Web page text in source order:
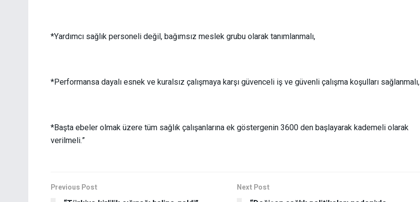
*Yardımcı sağlık personeli değil, bağımsız meslek grubu olarak tanımlanmalı,
*Performansa dayalı esnek ve kuralsız çalışmaya karşı güvenceli iş ve güvenli çalışma koşulları sağlanmalı,
*Başta ebeler olmak üzere tüm sağlık çalışanlarına ek göstergenin 3600 den başlayarak kademeli olarak
verilmeli.”
Previous Post Next Post